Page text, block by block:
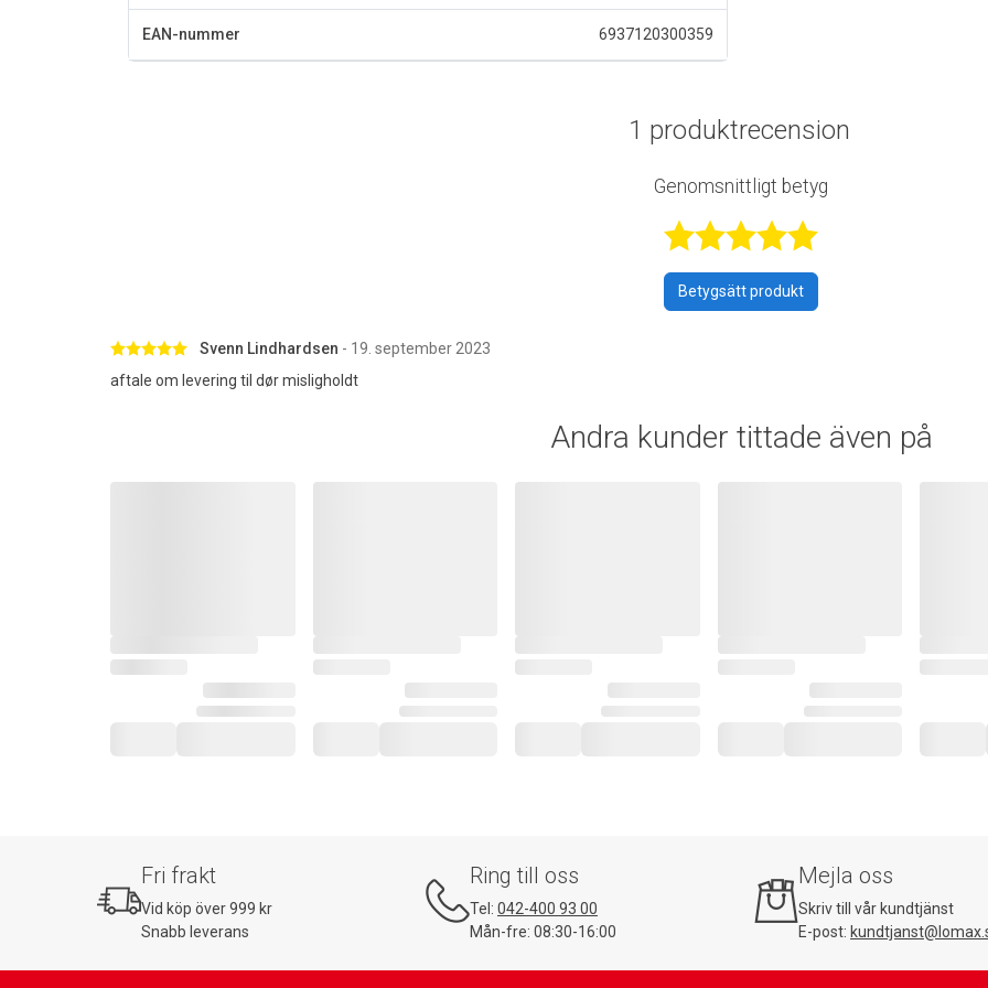
EAN-nummer 6937120300359
1 produktrecension
Genomsnittligt betyg
Betygsatt 5
Betygsätt produkt
Betygsatt 5 av 5 stjärnor
Svenn Lindhardsen - 19. september 2023
aftale om levering til dør misligholdt
Andra kunder tittade även på
Fri frakt
Vid köp över 999 kr
Snabb leverans
Ring till oss
Tel: 042-400 93 00
Mån-fre: 08:30-16:00
Mejla oss
Skriv till vår kundtjänst
E-post: